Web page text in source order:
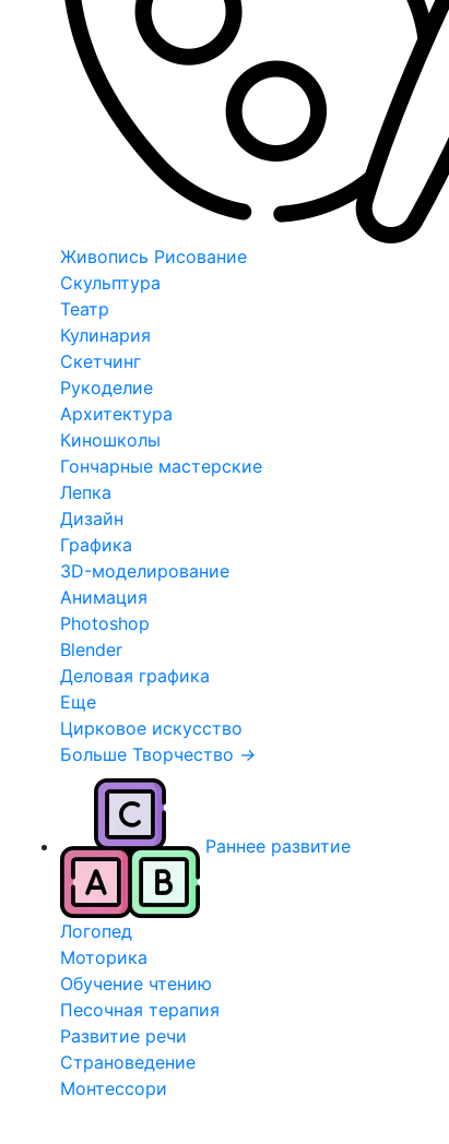
Живопись Рисование
Скульптура
Театр
Кулинария
Скетчинг
Рукоделие
Архитектура
Киношколы
Гончарные мастерские
Лепка
Дизайн
Графика
3D-моделирование
Анимация
Photoshop
Blender
Деловая графика
Еще
Цирковое искусство
Больше Творчество →
Раннее развитие
Логопед
Моторика
Обучение чтению
Песочная терапия
Развитие речи
Страноведение
Монтессори